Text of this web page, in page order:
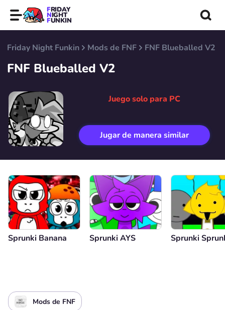
FRIDAY
NIGHT
FUNKIN
Friday Night Funkin Mods de FNF FNF Blueballed V2
FNF Blueballed V2
Juego solo para PC
Jugar de manera similar
Sprunki Banana Sprunki AYS Sprunki
Mods de FNF